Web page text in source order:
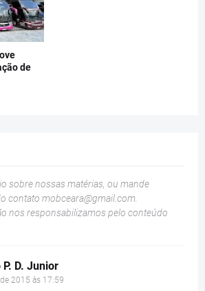
de
sobre nossas matérias, ou mande
contato mobceara@gmail.com
nos responsabilizamos pelo conteúdo
D. Junior
2015 às 17:59